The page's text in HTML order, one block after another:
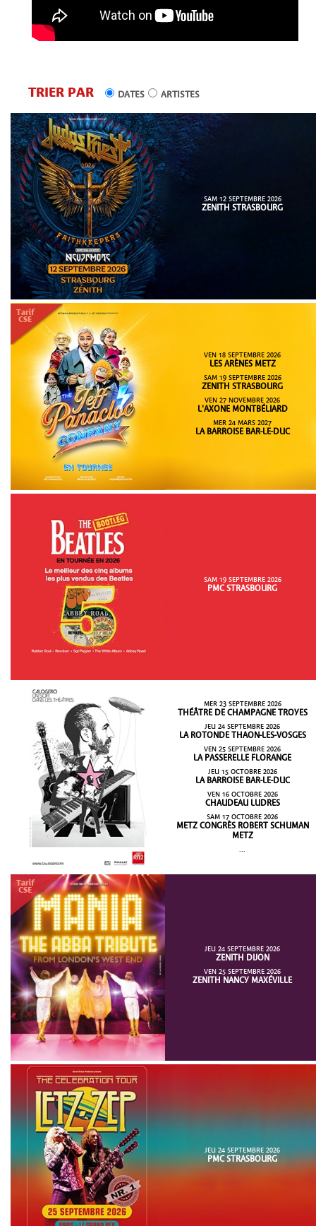
TRIER PAR DATES ARTISTES
SAM 12 SEPTEMBRE 2026
ZENITH STRASBOURG
VEN 18 SEPTEMBRE 2026
LES ARÈNES METZ
SAM 19 SEPTEMBRE 2026
ZENITH STRASBOURG
VEN 27 NOVEMBRE 2026
L'AXONE MONTBÉLIARD
MER 24 MARS 2027
LA BARROISE BAR-LE-DUC
SAM 19 SEPTEMBRE 2026
PMC STRASBOURG
MER 23 SEPTEMBRE 2026
THÉÂTRE DE CHAMPAGNE TROYES
JEU 24 SEPTEMBRE 2026
LA ROTONDE THAON-LES-VOSGES
VEN 25 SEPTEMBRE 2026
LA PASSERELLE FLORANGE
JEU 15 OCTOBRE 2026
LA BARROISE BAR-LE-DUC
VEN 16 OCTOBRE 2026
CHAUDEAU LUDRES
SAM 17 OCTOBRE 2026
METZ CONGRÈS ROBERT SCHUMAN
METZ
...
JEU 24 SEPTEMBRE 2026
ZENITH DIJON
VEN 25 SEPTEMBRE 2026
ZENITH NANCY MAXÉVILLE
JEU 24 SEPTEMBRE 2026
PMC STRASBOURG